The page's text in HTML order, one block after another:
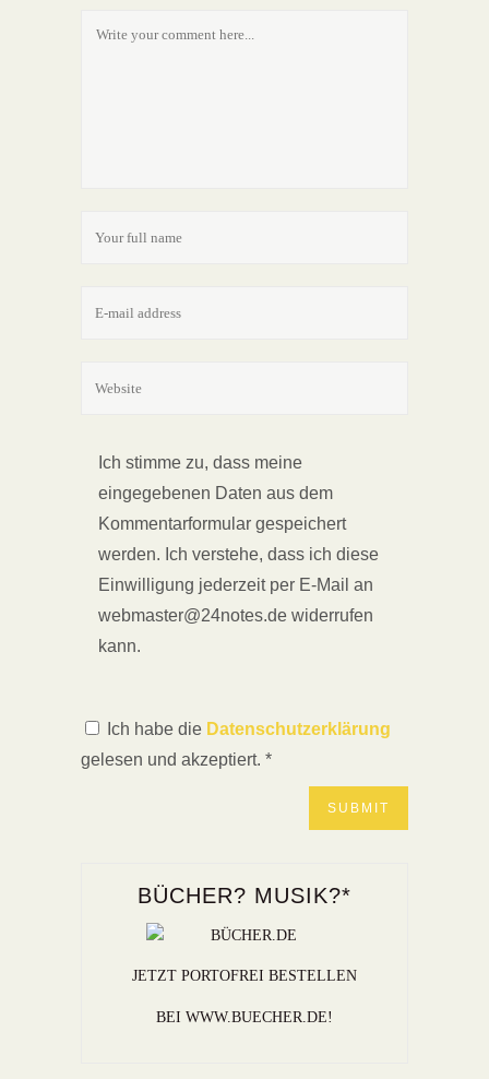
Ich stimme zu, dass meine
eingegebenen Daten aus dem
Kommentarformular gespeichert
werden. Ich verstehe, dass ich diese
Einwilligung jederzeit per E-Mail an
webmaster@24notes.de widerrufen
kann.
Ich habe die Datenschutzerklärung
gelesen und akzeptiert. *
BÜCHER? MUSIK?*
JETZT PORTOFREI BESTELLEN
BEI WWW.BUECHER.DE!